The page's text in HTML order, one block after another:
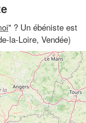
" ? Un ébéniste est
la-Loire, Vendée)